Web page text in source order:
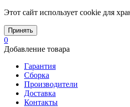
Этот сайт использует cookie для
Принять
0
Добавление товара
Гарантия
Сборка
Производители
Доставка
Контакты